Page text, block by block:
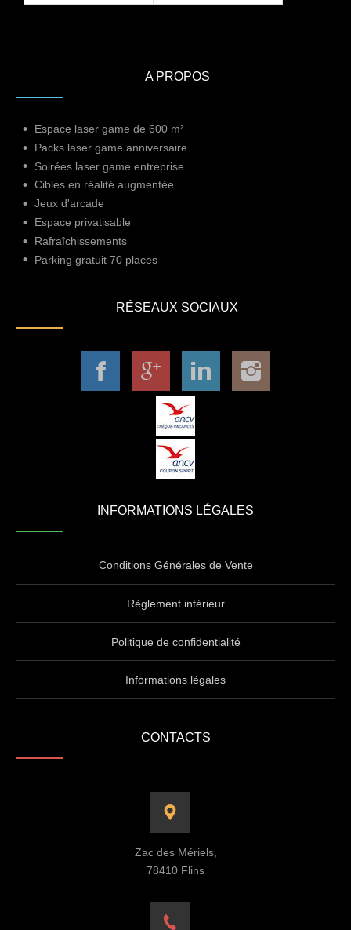
A PROPOS
Espace laser game de 600 m²
Packs laser game anniversaire
Soirées laser game entreprise
Cibles en réalité augmentée
Jeux d'arcade
Espace privatisable
Rafraîchissements
Parking gratuit 70 places
RÉSEAUX SOCIAUX
INFORMATIONS LÉGALES
Conditions Générales de Vente
Règlement intérieur
Politique de confidentialité
Informations légales
CONTACTS
Zac des Mériels,
78410 Flins